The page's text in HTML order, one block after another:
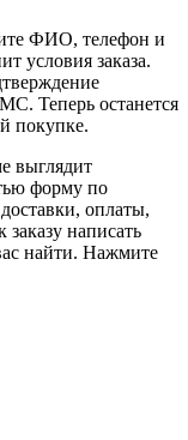
ФИО, телефон и
условия заказа.
Теперь останется
покупке.
выглядит
форму по
оплаты,
написать
найти. Нажмите